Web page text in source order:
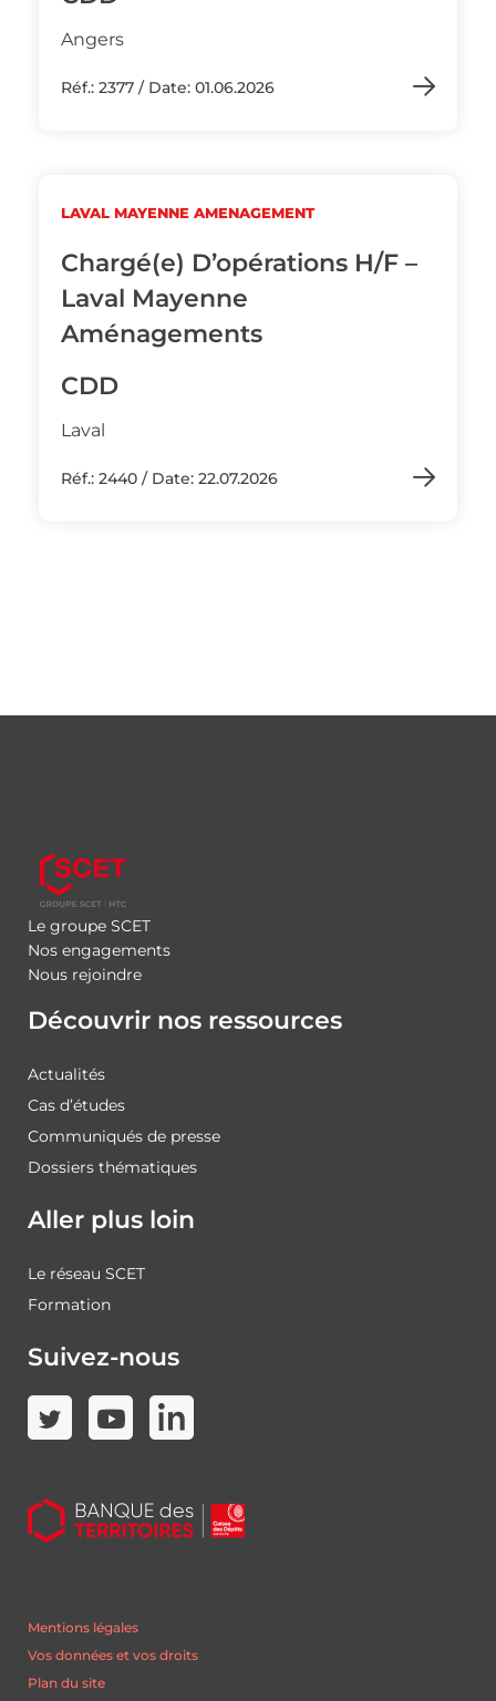
Angers
Réf.: 2377 / Date: 01.06.2026
LAVAL MAYENNE AMENAGEMENT
Chargé(e) D’opérations H/F –
Laval Mayenne
Aménagements
CDD
Laval
Réf.: 2440 / Date: 22.07.2026
Le groupe SCET
Nos engagements
Nous rejoindre
Découvrir nos ressources
Actualités
Cas d’études
Communiqués de presse
Dossiers thématiques
Aller plus loin
Le réseau SCET
Formation
Suivez-nous
Mentions légales
Vos données et vos droits
Plan du site